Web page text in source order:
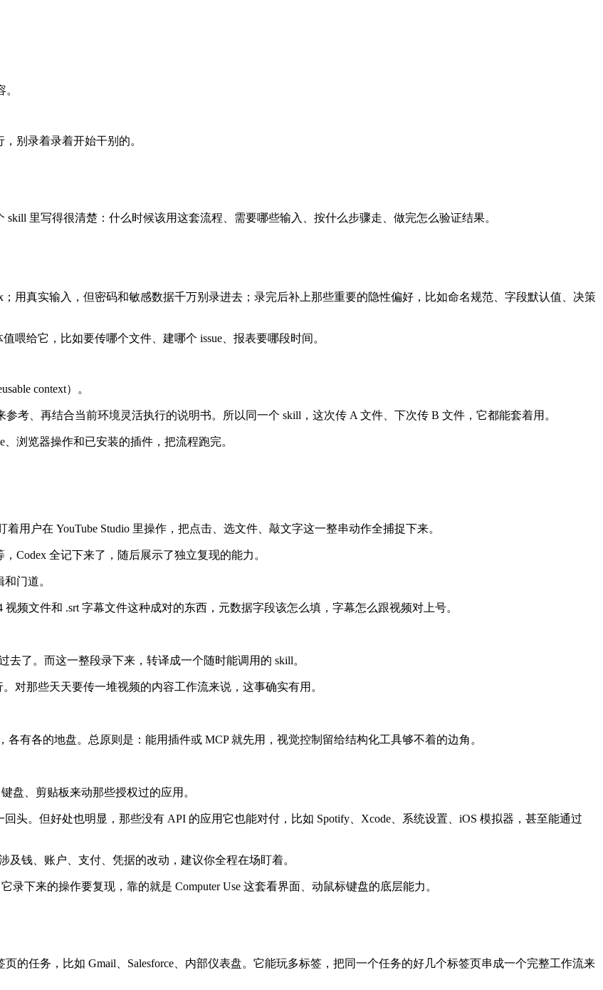
别录着录着开始干别的。
里写得很清楚：什么时候该用这套流程、需要哪些输入、按什么步骤走、做完怎么验证结果。
用真实输入，但密码和敏感数据千万别录进去；录完后补上那些重要的隐性偏好，比如命名规范、字段默认值、决策
喂给它，比如要传哪个文件、建哪个 issue、报表要哪段时间。
context）。
考、再结合当前环境灵活执行的说明书。所以同一个 skill，这次传 A 文件、下次传 B 文件，它都能套着用。
浏览器操作和已安装的插件，把流程跑完。
用户在 YouTube Studio 里操作，把点击、选文件、敲文字这一整串动作全捕捉下来。
Codex 全记下来了，随后展示了独立复现的能力。
门道。
频文件和 .srt 字幕文件这种成对的东西，元数据字段该怎么填，字幕怎么跟视频对上号。
了。而这一整段录下来，转译成一个随时能调用的 skill。
对那些天天要传一堆视频的内容工作流来说，这事确实有用。
各有各的地盘。总原则是：能用插件或 MCP 就先用，视觉控制留给结构化工具够不着的边角。
盘、剪贴板来动那些授权过的应用。
头。但好处也明显，那些没有 API 的应用它也能对付，比如 Spotify、Xcode、系统设置、iOS 模拟器，甚至能通过
及钱、账户、支付、凭据的改动，建议你全程在场盯着。
录下来的操作要复现，靠的就是 Computer Use 这套看界面、动鼠标键盘的底层能力。
的任务，比如 Gmail、Salesforce、内部仪表盘。它能玩多标签，把同一个任务的好几个标签页串成一个完整工作流来